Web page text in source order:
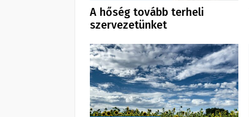
A hőség tovább terheli
szervezetünket